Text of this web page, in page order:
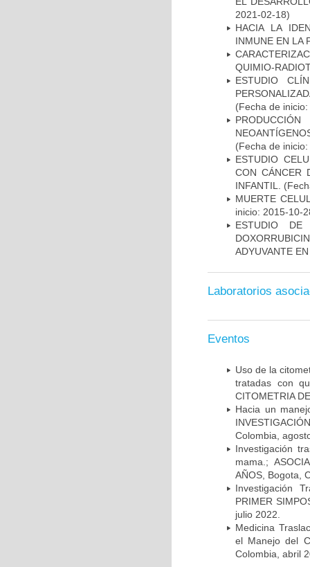
2021-02-18)
HACIA LA
INMUNE EN LA
QUIMIO-
ESTUDIO
(Fecha de
(Fecha de
ESTUDIO
CON CÁNCER
INFANTIL.
MUERTE
inicio: 2015-10-
ESTUDIO DE
ADYUVANTE
Laboratorios
Eventos
Uso de la
tratadas con
CITOMETRIA
Hacia un
Colombia,
Investigación
mama.;
AÑOS, Bogota,
Investigación
PRIMER
julio 2022.
Medicina
el Manejo del
Colombia, abril